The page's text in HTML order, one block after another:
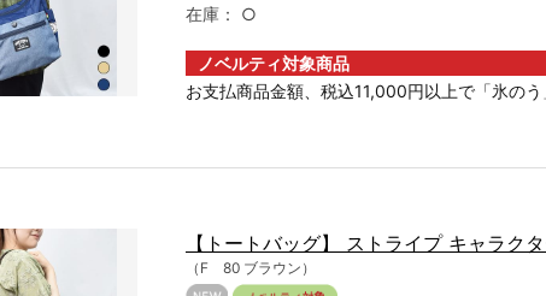
在庫：
○
ノベルティ対象商品
お支払商品金額、税込11,000円以上で「氷の
【トートバッグ】 ストライプ キャラク
（F 80 ブラウン）